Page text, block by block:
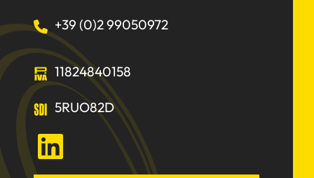
+39 (0)2 99050972
11824840158
5RUO82D
LinkedIn